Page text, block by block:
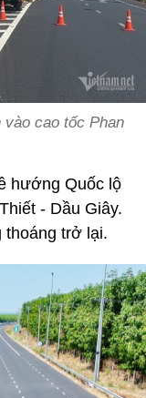
cao tốc Phan
hướng Quốc lộ
- Dầu Giây.
thoáng trở lại.